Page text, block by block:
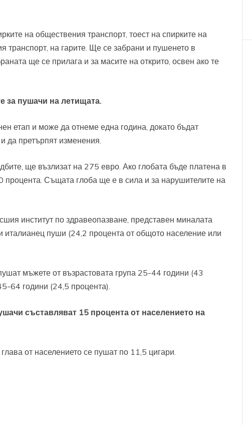
на обществения транспорт, тоест на спирките на
транспорт, на гарите. Ще се забрани и пушенето в
ще се прилага и за масите на открито, освен ако те
за пушачи на летищата.
етап и може да отнеме една година, докато бъдат
да претърпят изменения.
ще възлизат на 275 евро. Ако глобата бъде платена в
Същата глоба ще е в сила и за нарушителите на
институт по здравеопазване, представен миналата
италианец пуши (24,2 процента от общото население или
мъжете от възрастовата група 25-44 години (43
64 години (24,5 процента).
съставляват 15 процента от населението на
от населението се пушат по 11,5 цигари.